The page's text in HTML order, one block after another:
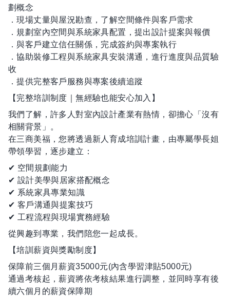
劃概念
．現場丈量與屋況勘查，了解空間條件與客戶需求
．規劃室內空間與系統家具配置，提出設計提案與報價
．與客戶建立信任關係，完成簽約與專案執行
．協助裝修工程與系統家具安裝溝通，進行進度與品質驗
收
．提供完整客戶服務與專案後續追蹤
【完整培訓制度｜無經驗也能安心加入】
我們了解，許多人對室內設計產業有熱情，卻擔心「沒有
相關背景」。
在三商美福，您將透過新人育成培訓計畫，由專屬學長姐
帶領學習，逐步建立：
✔ 空間規劃能力
✔ 設計美學與居家搭配概念
✔ 系統家具專業知識
✔ 客戶溝通與提案技巧
✔ 工程流程與現場實務經驗
從興趣到專業，我們陪您一起成長。
【培訓薪資與獎勵制度】
保障前三個月薪資35000元(內含學習津貼5000元)
通過考核起，薪資將依考核結果進行調整，並同時享有後
續六個月的薪資保障期